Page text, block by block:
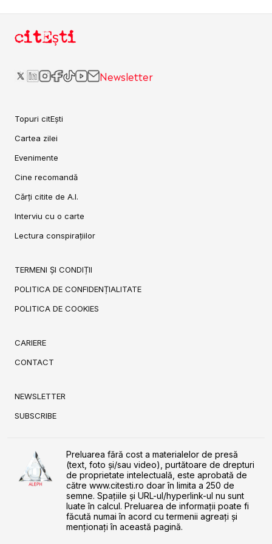
citEști
Newsletter
Topuri citEști
Cartea zilei
Evenimente
Cine recomandă
Cărți citite de A.I.
Interviu cu o carte
Lectura conspirațiilor
TERMENI ȘI CONDIȚII
POLITICA DE CONFIDENȚIALITATE
POLITICA DE COOKIES
CARIERE
CONTACT
NEWSLETTER
SUBSCRIBE
Preluarea fără cost a materialelor de presă
(text, foto și/sau video), purtătoare de drepturi
de proprietate intelectuală, este aprobată de
către www.citesti.ro doar în limita a 250 de
semne. Spaţiile şi URL-ul/hyperlink-ul nu sunt
luate în calcul. Preluarea de informaţii poate fi
făcută numai în acord cu termenii agreaţi şi
menţionaţi în această pagină.